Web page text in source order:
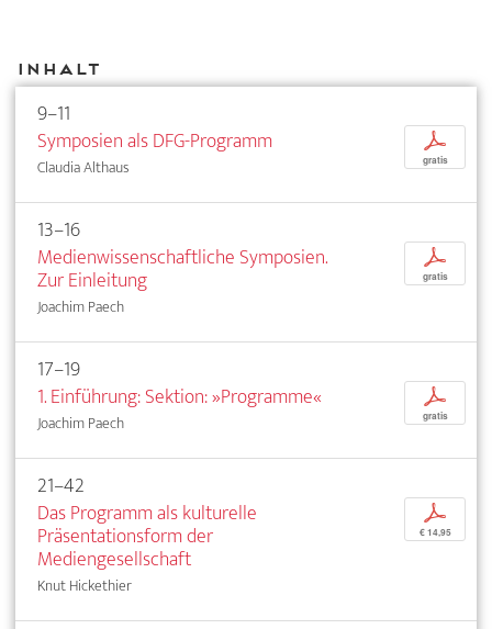
Inhalt
9–11
Symposien als DFG-Programm
Claudia Althaus
p
gratis
13–16
Medienwissenschaftliche Symposien.
Zur Einleitung
Joachim Paech
p
gratis
17–19
1. Einführung: Sektion: »Programme«
Joachim Paech
p
gratis
21–42
Das Programm als kulturelle
Präsentationsform der
Mediengesellschaft
Knut Hickethier
p
€ 14,95